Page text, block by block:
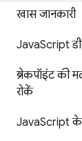
खास जानकारी
JavaScript
ब्रेकपॉइंट की
रोकें
JavaScript के